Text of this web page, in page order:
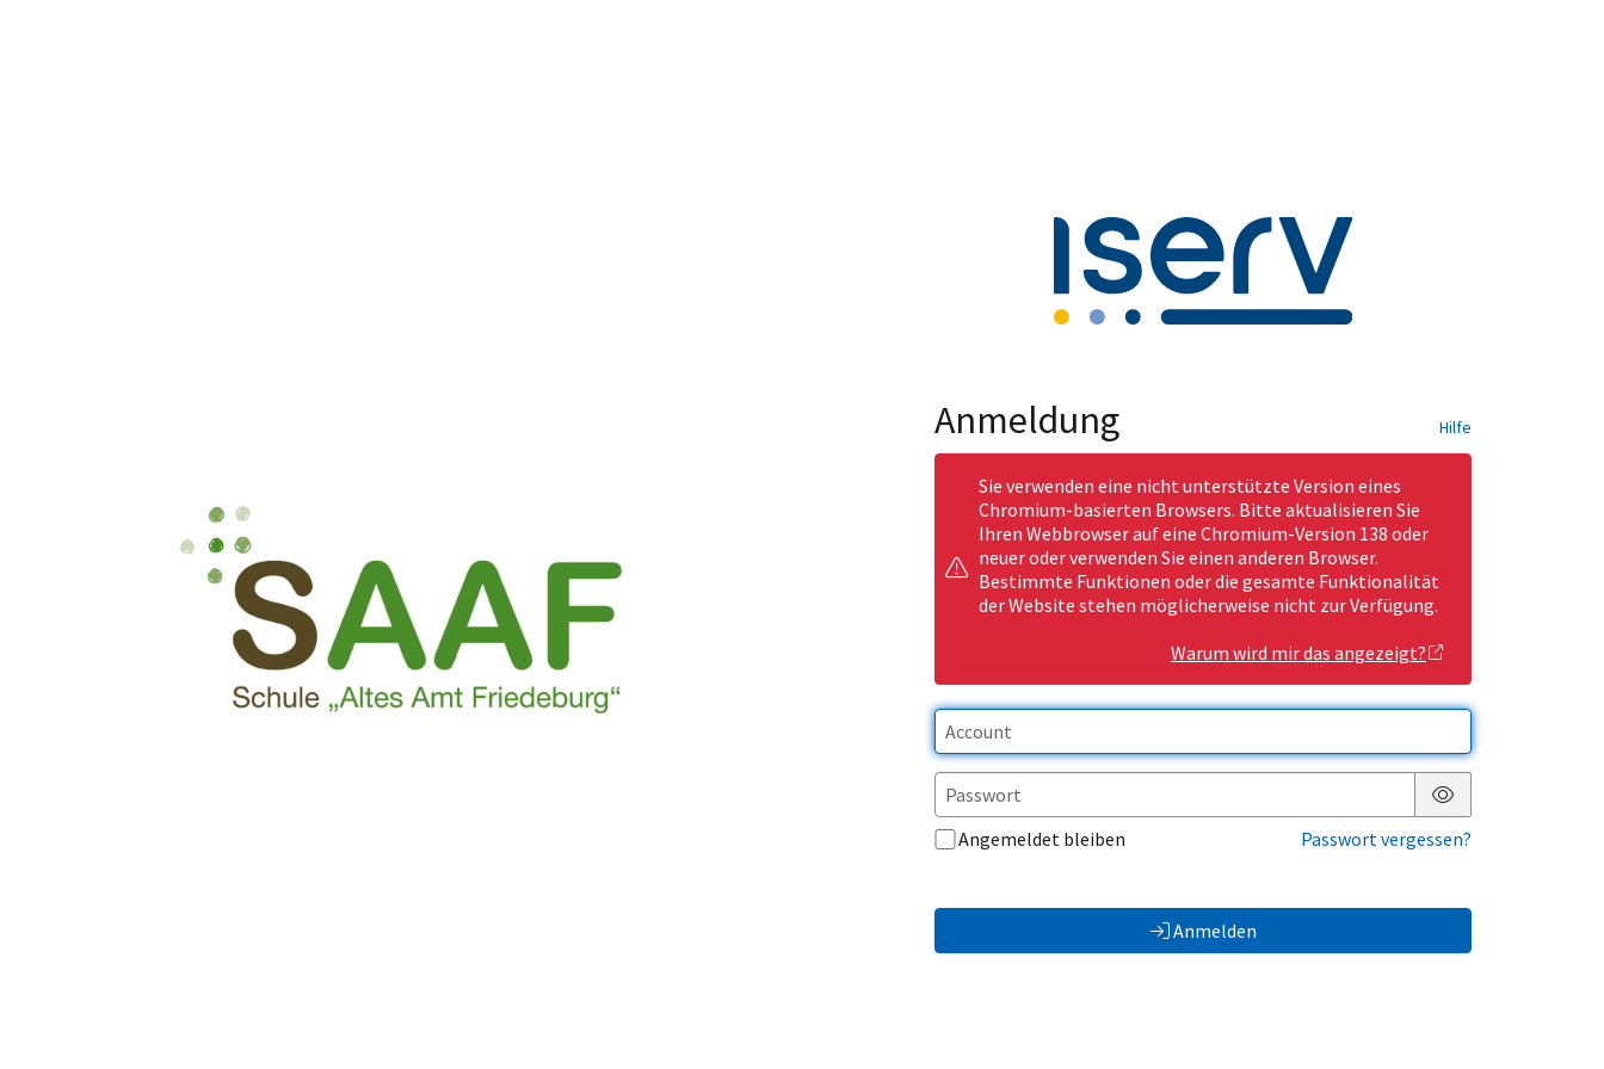
Anmeldung Hilfe
Sie verwenden eine nicht unterstützte Version eines
Chromium-basierten Browsers. Bitte aktualisieren Sie
Ihren Webbrowser auf eine Chromium-Version 138 oder
neuer oder verwenden Sie einen anderen Browser.
Bestimmte Funktionen oder die gesamte Funktionalität
der Website stehen möglicherweise nicht zur Verfügung.
Warum wird mir das angezeigt?
Passwort anzeigen
Angemeldet bleiben
Passwort vergessen?
Anmelden